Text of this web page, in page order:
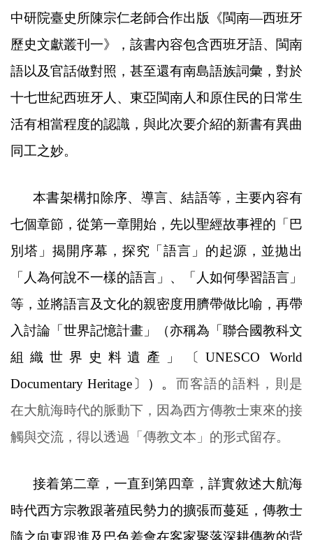
中研院臺史所陳宗仁老師合作出版 《閩南―西班牙
歷史文獻叢刊一》，該書內容包含西班牙語、閩南
語以及官話做對照，甚至還有南島語族詞彙，對於
十七世紀西班牙人、東亞閩南人和原住民的日常生
活有相當程度的認識，與此次要介紹的新書有異曲
同工之妙。
本書架構扣除序、導言、結語等，主要內容有
七個章節，從第一章開始，先以聖經故事裡的 「巴
別塔」揭開序幕，探究「語言」的起源，並拋出
「人為何說不一樣的語言」、「人如何學習語言」
等，並將語言及文化的親密度用臍帶做比喻，再帶
入討論「世界記憶計畫」
（亦稱為「聯合國教科文
組織世界史料遺產」〔UNESCO World
Documentary Heritage 〕）。 而客語的語料，則是
在大航海時代的脈動下，因為西方傳教士東來的接
觸與交流，得以透過「傳教文本」的形式留存。
接着第二章，一直到第四章，詳實敘述大航海
時代西方宗教跟著殖民勢力的擴張而蔓延，傳教士
隨之向東跟進及巴色差會在客家聚落深耕傳教的背